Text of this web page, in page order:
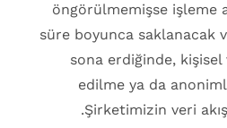
öngörülmemişse işleme
süre boyunca saklanacak
sona erdiğinde,
edilme ya da
Şirketimizin veri